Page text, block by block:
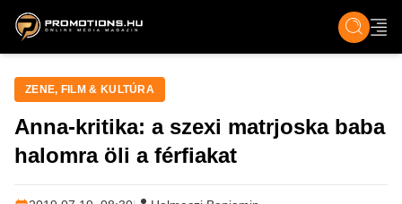
ZENE, FILM & KULT ÉLET TECH &
ZENE, FILM & KULTÚRA
Anna-kritika: a szexi matrjoska baba
halomra öli a férfiakat